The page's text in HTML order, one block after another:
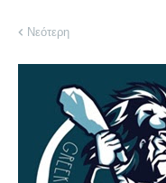
Νεότερη